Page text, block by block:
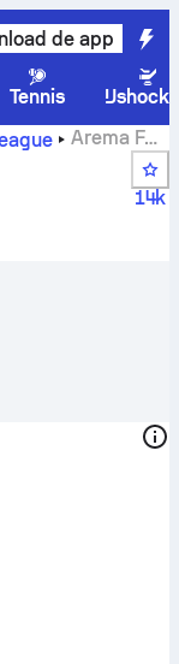
de app
Tennis
Arema FC
14k